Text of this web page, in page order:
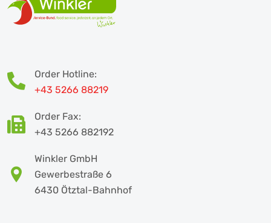
Order Hotline:
+43 5266 88219
Order Fax:
+43 5266 882192
Winkler GmbH
Gewerbestraße 6
6430 Ötztal-Bahnhof